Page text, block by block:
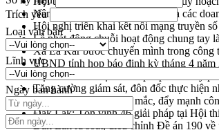
Nâng cao hiệu quả hoạt động của các
Hội nghị triển khai kết nối mạng truyền
Lễ phát động chuỗi hoạt động chung tay
Xã Ea Kar bước chuyển mình trong công
UBND tỉnh họp báo định kỳ tháng 4 năm
Hội thảo khoa học “Giải pháp thúc đẩy
Tăng cường giám sát, đôn đốc thực hiện
Tháo gỡ những vướng mắc, đẩy mạnh
Đắk Lắk: Tôn vinh 46 giải pháp tại Hội
Đắk Lắk rà soát, điều chỉnh Đề án 190 về
Trích yếu
Loại văn bản
Lĩnh vực
Ngày ban hành